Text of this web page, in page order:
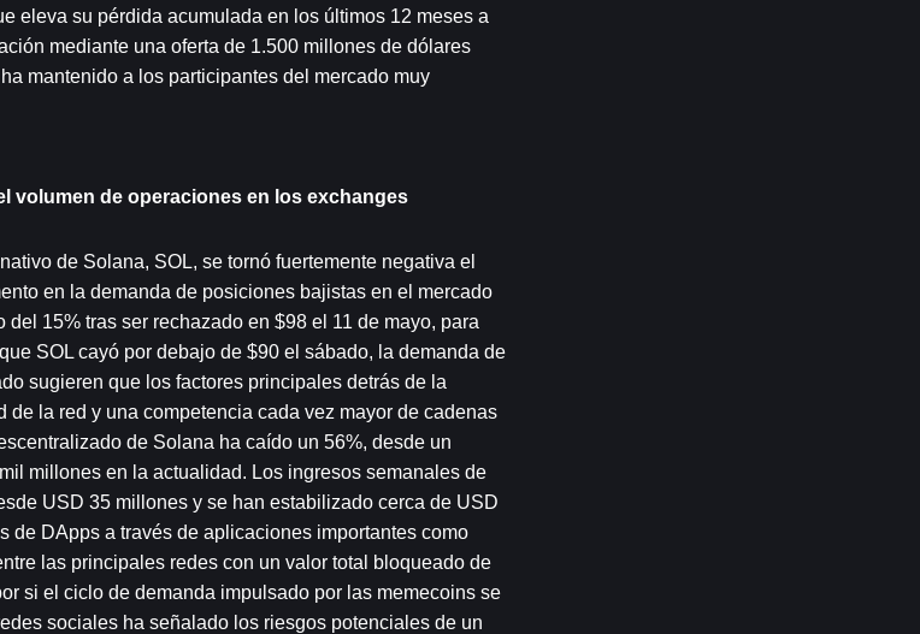
eleva su pérdida acumulada en los últimos 12 meses a
mediante una oferta de 1.500 millones de dólares
mantenido a los participantes del mercado muy
volumen de operaciones en los exchanges
de Solana, SOL, se tornó fuertemente negativa el
en la demanda de posiciones bajistas en el mercado
15% tras ser rechazado en $98 el 11 de mayo, para
SOL cayó por debajo de $90 el sábado, la demanda de
sugieren que los factores principales detrás de la
la red y una competencia cada vez mayor de cadenas
de Solana ha caído un 56%, desde un
millones en la actualidad. Los ingresos semanales de
USD 35 millones y se han estabilizado cerca de USD
DApps a través de aplicaciones importantes como
las principales redes con un valor total bloqueado de
si el ciclo de demanda impulsado por las memecoins se
sociales ha señalado los riesgos potenciales de un